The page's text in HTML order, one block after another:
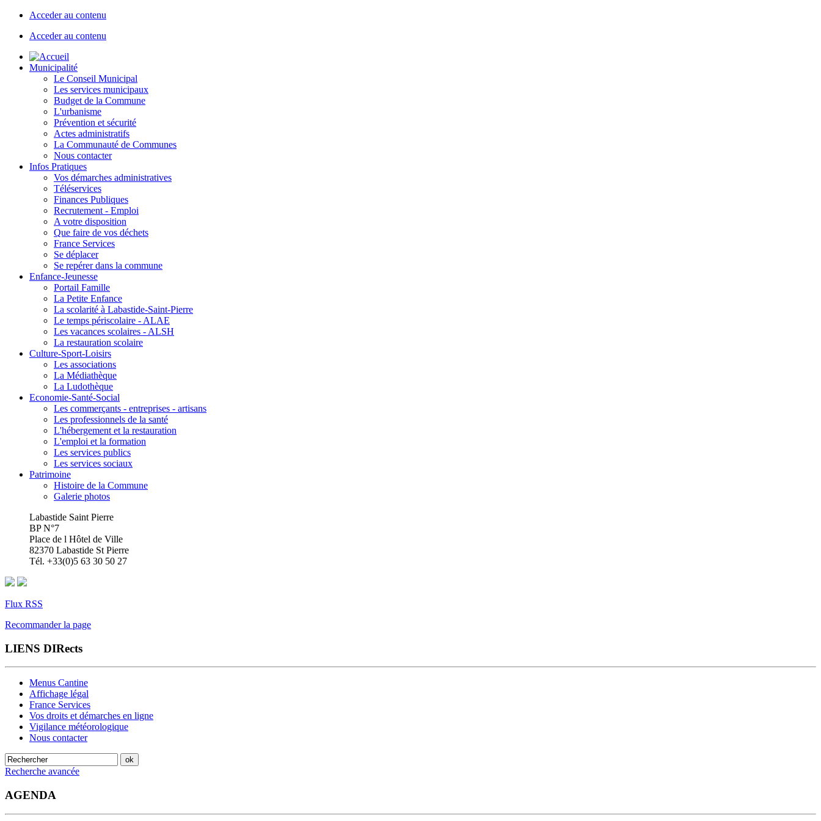
Acceder au contenu
Acceder au contenu
Municipalité
Le Conseil Municipal
Les services municipaux
Budget de la Commune
L'urbanisme
Prévention et sécurité
Actes administratifs
La Communauté de Communes
Nous contacter
Infos Pratiques
Vos démarches administratives
Téléservices
Finances Publiques
Recrutement - Emploi
A votre disposition
Que faire de vos déchets
France Services
Se déplacer
Se repérer dans la commune
Enfance-Jeunesse
Portail Famille
La Petite Enfance
La scolarité à Labastide-Saint-Pierre
Le temps périscolaire - ALAE
Les vacances scolaires - ALSH
La restauration scolaire
Culture-Sport-Loisirs
Les associations
La Médiathèque
La Ludothèque
Economie-Santé-Social
Les commerçants - entreprises - artisans
Les professionnels de la santé
L'hébergement et la restauration
L'emploi et la formation
Les services publics
Les services sociaux
Patrimoine
Histoire de la Commune
Galerie photos
Labastide Saint Pierre
BP N°7
Place de l Hôtel de Ville
82370 Labastide St Pierre
Tél. +33(0)5 63 30 50 27
Flux RSS
Recommander la page
LIENS DIRects
Menus Cantine
Affichage légal
France Services
Vos droits et démarches en ligne
Vigilance météorologique
Nous contacter
Recherche avancée
AGENDA